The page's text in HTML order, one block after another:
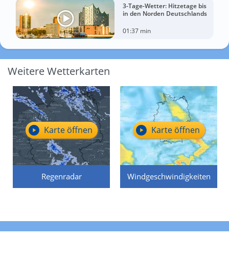
3-Tage-Wetter: Hitzetage bis
in den Norden Deutschlands
01:37 min
Weitere Wetterkarten
Regenradar
Karte öffnen
Windgeschwindigkeiten
Karte öffnen